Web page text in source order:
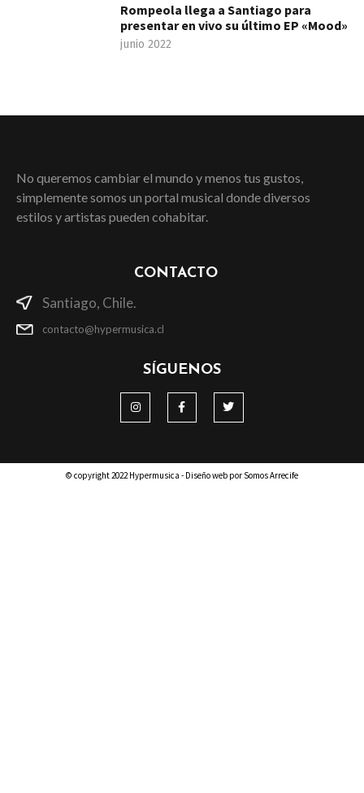
Rompeola llega a Santiago para
presentar en vivo su último EP «Mood»
junio 2022
No queremos cambiar el mundo y menos tus gustos,
simplemente somos un portal musical donde diversos
estilos y artistas pueden cohabitar.
CONTACTO
Santiago, Chile.
contacto@hypermusica.cl
SÍGUENOS
© copyright 2022 Hypermusica - Diseño web por Somos Arrecife